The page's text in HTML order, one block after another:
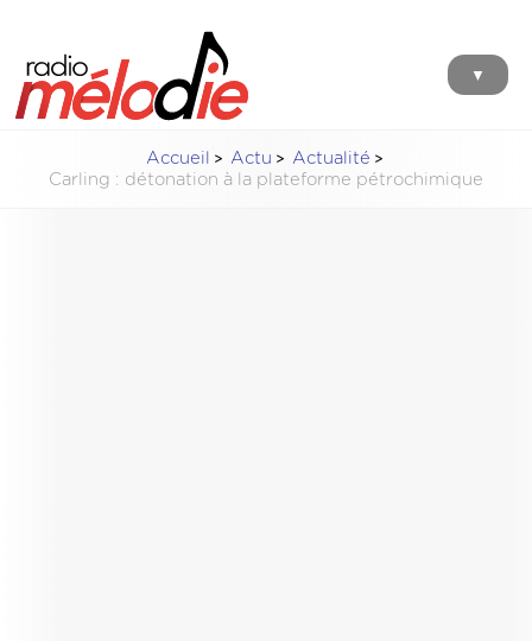
▼
Accueil Actu
Actualité
Carling : détonation à la plateforme pétrochimique